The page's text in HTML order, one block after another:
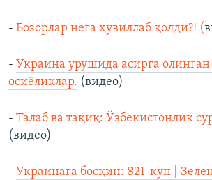
- Бозорлар нега ҳувиллаб қолди?! (
- Украина урушида асирга
осиёликлар. (видео)
- Талаб ва тақиқ: Ўзбекистонлик
(видео)
- Украинага босқин: 821-кун |